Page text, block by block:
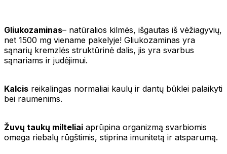
Gliukozaminas– natūralios kilmės, išgautas iš vėžiagyvių,
net 1500 mg viename pakelyje! Gliukozaminas yra
sąnarių kremzlės struktūrinė dalis, jis yra svarbus
sąnariams ir judėjimui.
Kalcis reikalingas normaliai kaulų ir dantų būklei palaikyti
bei raumenims.
Žuvų taukų milteliai aprūpina organizmą svarbiomis
omega riebalų rūgštimis, stiprina imunitetą ir atsparumą.